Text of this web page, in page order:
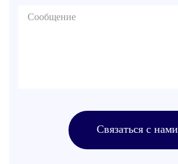
Связаться с нами